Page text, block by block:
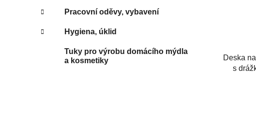
Pracovní oděvy, vybavení
Hygiena, úklid
Tuky pro výrobu domácího mýdla
a kosmetiky
Deska
s